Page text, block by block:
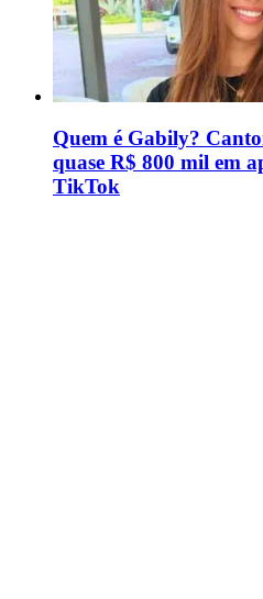
Quem é Gabily?
quase R$ 800 mil em
TikTok